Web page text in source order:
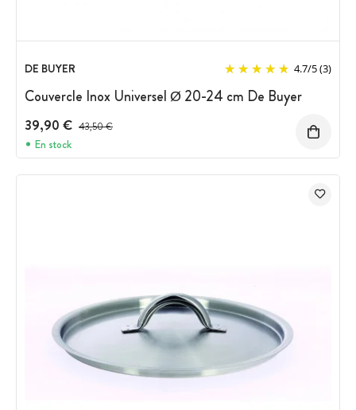
DE BUYER 4.7/5(3)
Couvercle Inox Universel Ø 20-24 cm De Buyer
39,90 € Prix avant réduction :
43,50 €
En stock